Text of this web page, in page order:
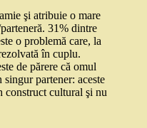
şi atribuie o mare
31% dintre
o problemă care, la
în cuplu.
de părere că omul
singur partener: aceste
construct cultural şi nu